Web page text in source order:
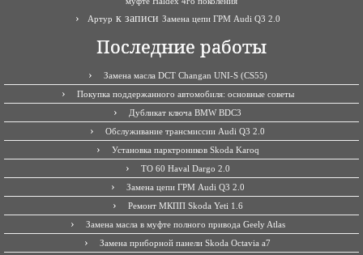
Артур к записи Замена цепи ГРМ Audi Q3 2.0
Последние работы
Замена масла DCT Changan UNI-S (CS55)
Покупка поддержанного автомобиля: основные советы
Дубликат ключа BMW BDC3
Обслуживание трансмиссии Audi Q3 2.0
Установка парктроников Skoda Karoq
ТО 60 Haval Dargo 2.0
Замена цепи ГРМ Audi Q3 2.0
Ремонт МКПП Skoda Yeti 1.6
Замена масла в муфте полного привода Geely Atlas
Замена приборной панели Skoda Octavia a7